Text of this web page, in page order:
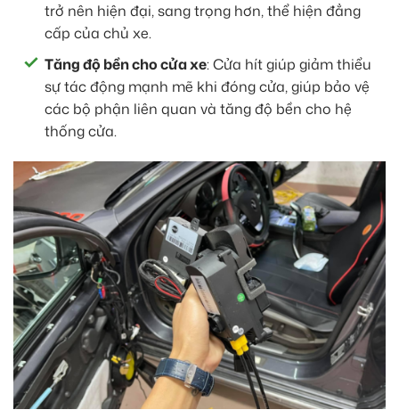
trở nên hiện đại, sang trọng hơn, thể hiện đẳng
cấp của chủ xe.
Tăng độ bền cho cửa xe: Cửa hít giúp giảm thiểu
sự tác động mạnh mẽ khi đóng cửa, giúp bảo vệ
các bộ phận liên quan và tăng độ bền cho hệ
thống cửa.